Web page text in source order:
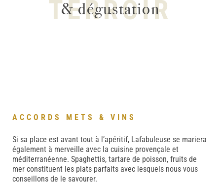
TERROIR
& dégustation
ACCORDS METS & VINS
Si sa place est avant tout à l’apéritif, Lafabuleuse se mariera
également à merveille avec la cuisine provençale et
méditerranéenne. Spaghettis, tartare de poisson, fruits de
mer constituent les plats parfaits avec lesquels nous vous
conseillons de le savourer.